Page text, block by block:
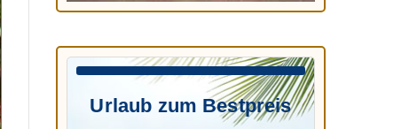
Urlaub zum Bestpreis